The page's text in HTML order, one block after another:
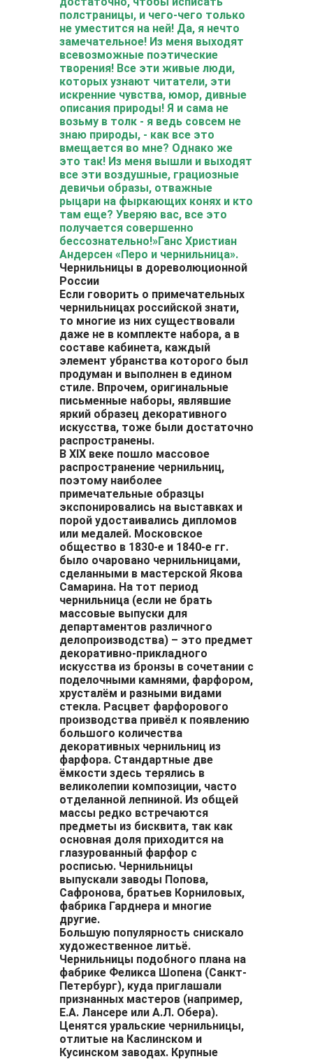
полстраницы, и чего-чего только
не уместится на ней! Да, я нечто
замечательное! Из меня выходят
всевозможные поэтические
творения! Все эти живые люди,
которых узнают читатели, эти
искренние чувства, юмор, дивные
описания природы! Я и сама не
возьму в толк - я ведь совсем не
знаю природы, - как все это
вмещается во мне? Однако же
это так! Из меня вышли и выходят
все эти воздушные, грациозные
девичьи образы, отважные
рыцари на фыркающих конях и кто
там еще? Уверяю вас, все это
получается совершенно
бессознательно!»Ганс Христиан
Андерсен «Перо и чернильница».
Чернильницы в дореволюционной
России
Если говорить о примечательных
чернильницах российской знати,
то многие из них существовали
даже не в комплекте набора, а в
составе кабинета, каждый
элемент убранства которого был
продуман и выполнен в едином
стиле. Впрочем, оригинальные
письменные наборы, являвшие
яркий образец декоративного
искусства, тоже были достаточно
распространены.
В XIX веке пошло массовое
распространение чернильниц,
поэтому наиболее
примечательные образцы
экспонировались на выставках и
порой удостаивались дипломов
или медалей. Московское
общество в 1830-е и 1840-е гг.
было очаровано чернильницами,
сделанными в мастерской Якова
Самарина. На тот период
чернильница (если не брать
массовые выпуски для
департаментов различного
делопроизводства) – это предмет
декоративно-прикладного
искусства из бронзы в сочетании с
поделочными камнями, фарфором,
хрусталём и разными видами
стекла. Расцвет фарфорового
производства привёл к появлению
большого количества
декоративных чернильниц из
фарфора. Стандартные две
ёмкости здесь терялись в
великолепии композиции, часто
отделанной лепниной. Из общей
массы редко встречаются
предметы из бисквита, так как
основная доля приходится на
глазурованный фарфор с
росписью. Чернильницы
выпускали заводы Попова,
Сафронова, братьев Корниловых,
фабрика Гарднера и многие
другие.
Большую популярность снискало
художественное литьё.
Чернильницы подобного плана на
фабрике Феликса Шопена (Санкт-
Петербург), куда приглашали
признанных мастеров (например,
Е.А. Лансере или А.Л. Обера).
Ценятся уральские чернильницы,
отлитые на Каслинском и
Кусинском заводах. Крупные